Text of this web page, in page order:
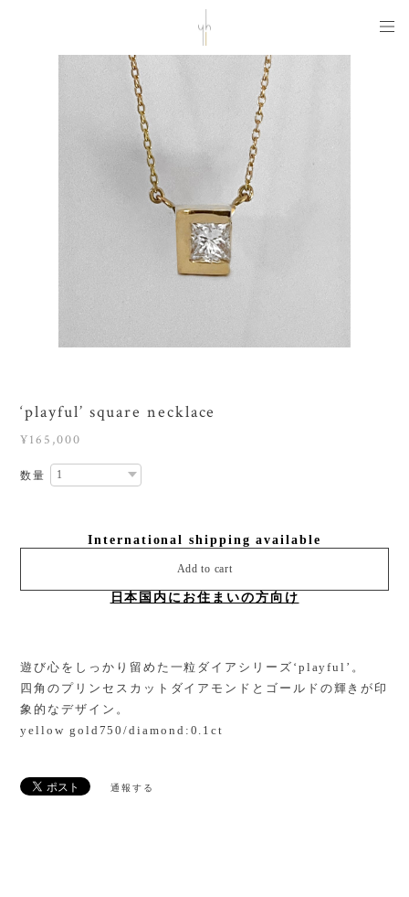
‘playful’ square necklace
¥165,000
数量
International shipping available
Add to cart
日本国内にお住まいの方向け
遊び心をしっかり留めた一粒ダイアシリーズ‘playful’。
四角のプリンセスカットダイアモンドとゴールドの輝きが印
象的なデザイン。
yellow gold750/diamond:0.1ct
通報する